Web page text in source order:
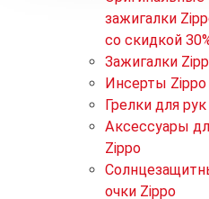
зажигалки
со скидкой
Зажигалки
Инсерты Zippo
Грелки для рук
Аксессуары
Zippo
очки Zippo